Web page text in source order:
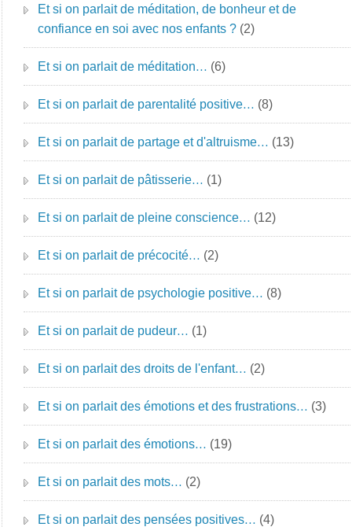
Et si on parlait de méditation, de bonheur et de
confiance en soi avec nos enfants ? (2)
Et si on parlait de méditation… (6)
Et si on parlait de parentalité positive… (8)
Et si on parlait de partage et d'altruisme… (13)
Et si on parlait de pâtisserie… (1)
Et si on parlait de pleine conscience… (12)
Et si on parlait de précocité… (2)
Et si on parlait de psychologie positive… (8)
Et si on parlait de pudeur… (1)
Et si on parlait des droits de l'enfant… (2)
Et si on parlait des émotions et des frustrations… (3)
Et si on parlait des émotions… (19)
Et si on parlait des mots… (2)
Et si on parlait des pensées positives… (4)